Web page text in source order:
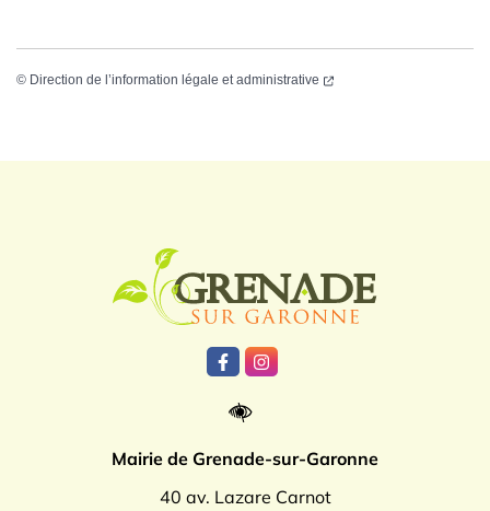
© Direction de l’information légale et administrative
Lien vers le compte Facebook
Lien vers le compte
Mairie de Grenade-sur-Garonne
40 av. Lazare Carnot